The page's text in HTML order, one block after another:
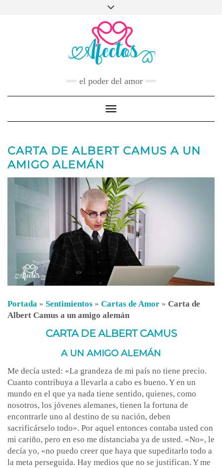
FACEBOOK
TWITTER
INSTAGRAM
PINTEREST
CONTACTO
el poder del amor
Toggle Navigation
CARTA DE ALBERT CAMUS A UN
AMIGO ALEMÁN
Portada » Sentimientos » Cartas de Amor » Carta de
Albert Camus a un amigo alemán
CARTA DE ALBERT CAMUS
A UN AMIGO ALEMÁN
Me decía usted: «La grandeza de mi país no tiene precio.
Cuanto contribuya a llevarla a cabo es bueno. Y en un
mundo en el que ya nada tiene sentido, quienes, como
nosotros, los jóvenes alemanes, tienen la fortuna de
encontrarle uno al destino de su nación, deben
sacrificárselo todo». Por aquel entonces contaba usted con
mi cariño, pero en eso me distanciaba ya de usted. «No», le
decía yo, «no puedo creer que haya que supeditarlo todo a
la meta perseguida. Hay medios que no se justifican. Y me